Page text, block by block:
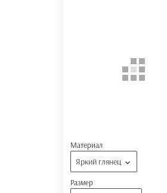
Материал
Яркий глянец
Размер